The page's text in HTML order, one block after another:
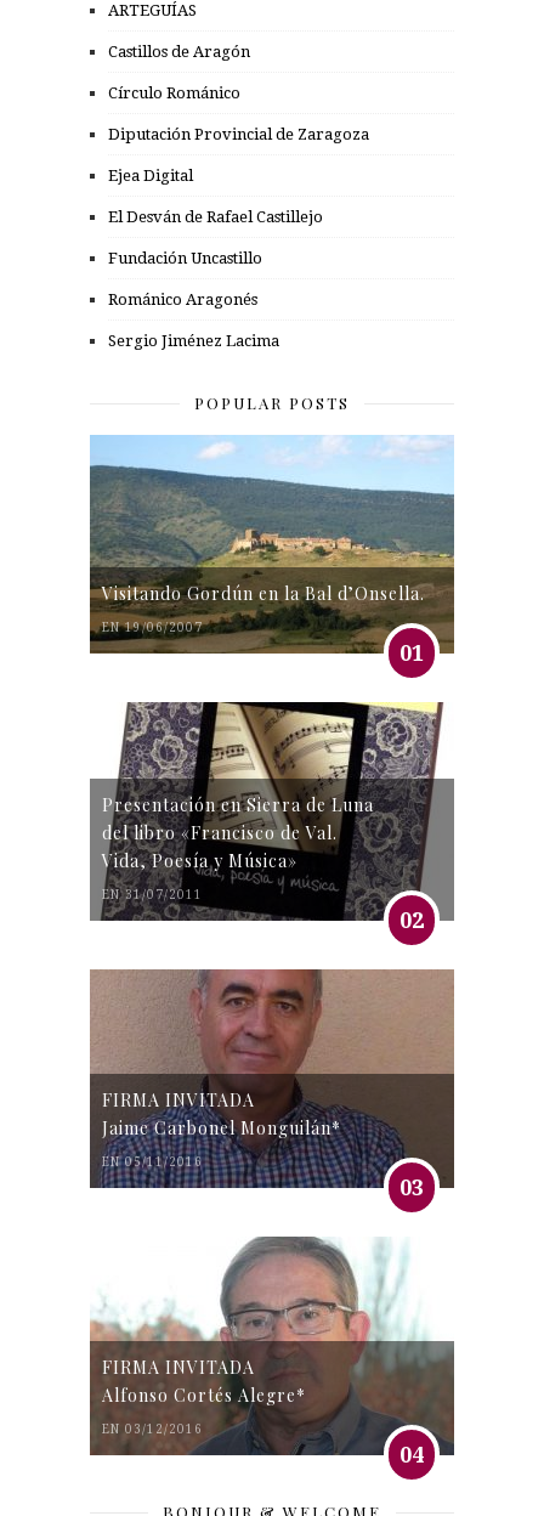
ARTEGUÍAS
Castillos de Aragón
Círculo Románico
Diputación Provincial de Zaragoza
Ejea Digital
El Desván de Rafael Castillejo
Fundación Uncastillo
Románico Aragonés
Sergio Jiménez Lacima
POPULAR POSTS
Visitando Gordún en la Bal d’Onsella.
EN 19/06/2007
01
Presentación en Sierra de Luna
del libro «Francisco de Val.
Vida, Poesía y Música»
EN 31/07/2011
02
FIRMA INVITADA
Jaime Carbonel Monguilán*
EN 05/11/2016
03
FIRMA INVITADA
Alfonso Cortés Alegre*
EN 03/12/2016
04